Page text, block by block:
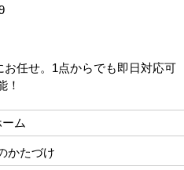
任せ。1点からでも即日対応可
！
ーム
かたづけ